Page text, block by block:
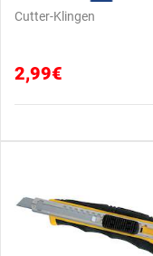
Cutter-Klingen
2,99€